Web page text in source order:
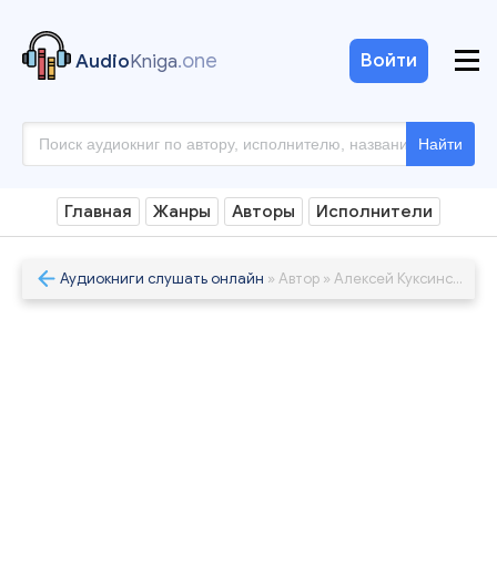
AudioKniga.one
Найти
Войти
Главная Жанры Авторы Исполнители
Аудиокниги слушать онлайн » Автор » Алексей Куксинский